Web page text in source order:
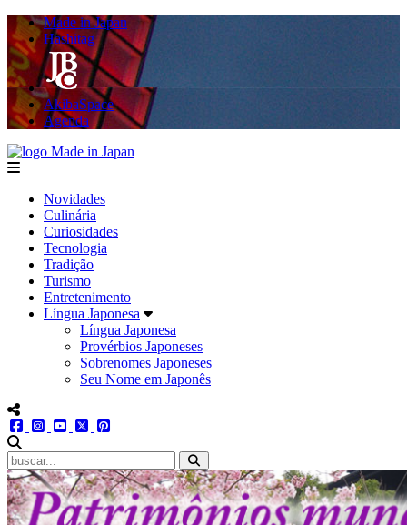
Made in Japan
Hashitag
AkibaSpace
Agenda
menu
Novidades
Culinária
Curiosidades
Tecnologia
Tradição
Turismo
Entretenimento
Língua Japonesa
Língua Japonesa
Provérbios Japoneses
Sobrenomes Japoneses
Seu Nome em Japonês
menu redes social
facebookinstagram
youtube
twitter